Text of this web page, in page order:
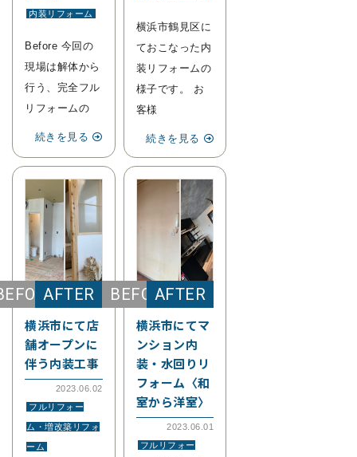
内装リフォーム
Before 今回の
現場は解体から
行う、完全フル
リフォームの
続きを見る
横浜市鶴見区に
ておこなった内
装リフォームの
様子です。 お
客様
続きを見る
横浜市にて店
舗オープンに
伴う内装工事
2023.06.02
フルリフォー
ム・増改築リフォ
ーム
横浜市にてマ
ンション内
装・水回りリ
フォーム〈和
室から洋室〉
2023.06.01
フルリフォー